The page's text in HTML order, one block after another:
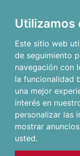
Utilizamos
Este sitio web
de seguimiento
navegación con
la funcionalidad
una mejor
interés en
personalizar las
mostrar
usted.